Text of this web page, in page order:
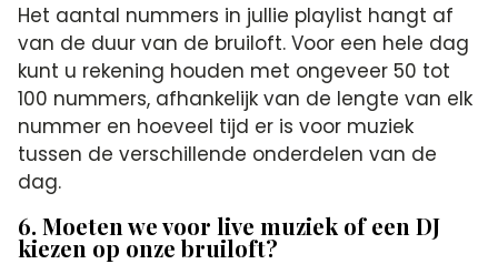
Het aantal nummers in jullie playlist hangt af
van de duur van de bruiloft. Voor een hele dag
kunt u rekening houden met ongeveer 50 tot
100 nummers, afhankelijk van de lengte van elk
nummer en hoeveel tijd er is voor muziek
tussen de verschillende onderdelen van de
dag.
6. Moeten we voor live muziek of een DJ
kiezen op onze bruiloft?